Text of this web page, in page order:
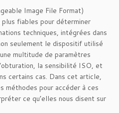
Image File Format)
fiables pour déterminer
techniques, intégrées dans
seulement le dispositif utilisé
multitude de paramètres
la sensibilité ISO, et
certains cas. Dans cet article,
méthodes pour accéder à ces
ce qu’elles nous disent sur